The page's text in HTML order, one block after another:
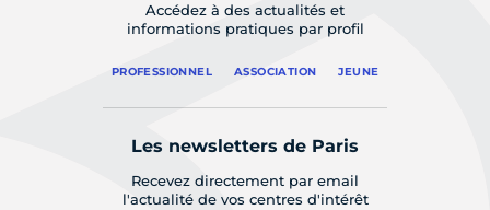
Accédez à des actualités et
informations pratiques par profil
PROFESSIONNEL ASSOCIATION JEUNE
Les newsletters de Paris
Recevez directement par email
l'actualité de vos centres d'intérêt